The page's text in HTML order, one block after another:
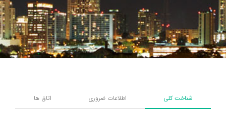
شناخت کلی اطلاعات ضروری اتاق ها